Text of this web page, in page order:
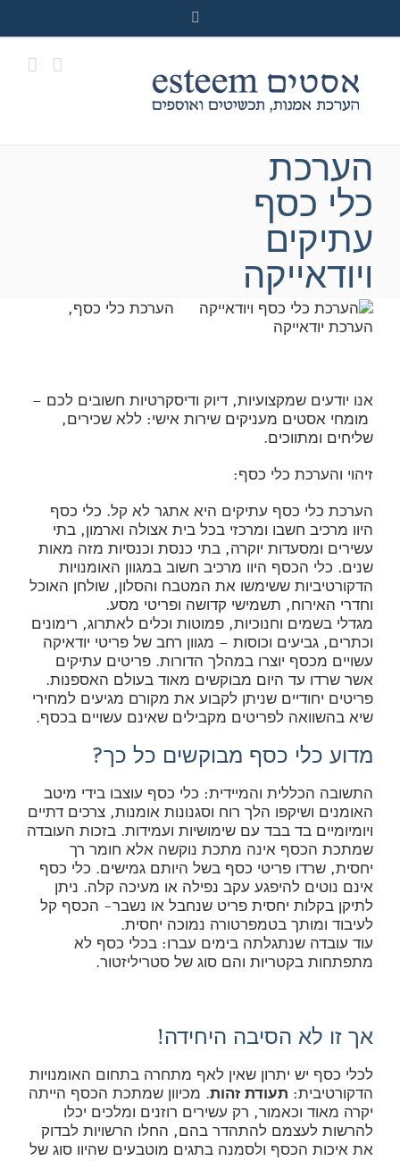
הערכת
כלי כסף
עתיקים
ויודאייקה
הערכת כלי כסף,
הערכת יודאייקה
אנו יודעים שמקצועיות, דיוק ודיסקרטיות חשובים לכם –
מומחי אסטים מעניקים שירות אישי: ללא שכירים,
שליחים ומתווכים.
זיהוי והערכת כלי כסף:
הערכת כלי כסף עתיקים היא אתגר לא קל. כלי כסף
היוו מרכיב חשבו ומרכזי בכל בית אצולה וארמון, בתי
עשירים ומסעדות יוקרה, בתי כנסת וכנסיות מזה מאות
שנים. כלי הכסף היוו מרכיב חשוב במגוון האומנויות
הדקורטיביות ששימשו את המטבח והסלון, שולחן האוכל
וחדרי האירוח, תשמישי קדושה ופריטי מסע.
מגדלי בשמים וחנוכיות, פמוטות וכלים לאתרוג, רימונים
וכתרים, גביעים וכוסות – מגוון רחב של פריטי יודאיקה
עשויים מכסף יוצרו במהלך הדורות. פריטים עתיקים
אשר שרדו עד היום מבוקשים מאוד בעולם האספנות.
פריטים יחודיים שניתן לקבוע את מקורם מגיעים למחירי
שיא בהשוואה לפריטים מקבילים שאינם עשויים בכסף.
מדוע כלי כסף מבוקשים כל כך?
התשובה הכללית והמיידית: כלי כסף עוצבו בידי מיטב
האומנים ושיקפו הלך רוח וסגנונות אומנות, צרכים דתיים
ויומיומיים בד בבד עם שימושיות ועמידות. בזכות העובדה
שמתכת הכסף אינה מתכת נוקשה אלא חומר רך
יחסית, שרדו פריטי כסף בשל היותם גמישים. כלי כסף
אינם נוטים להיפגע עקב נפילה או מעיכה קלה. ניתן
לתיקן בקלות יחסית פריט שנחבל או נשבר- הכסף קל
לעיבוד ומותך בטמפרטורה נמוכה יחסית.
עוד עובדה שנתגלתה בימים עברו: בכלי כסף לא
מתפתחות בקטריות והם סוג של סטריליזטור.
אך זו לא הסיבה היחידה!
לכלי כסף יש יתרון שאין לאף מתחרה בתחום האומנויות
הדקורטיבית: תעודת זהות. מכיוון שמתכת הכסף הייתה
יקרה מאוד וכאמור, רק עשירים רוזנים ומלכים יכלו
להרשות לעצמם להתהדר בהם, החלו הרשויות לבדוק
את איכות הכסף ולסמנה בתגים מוטבעים שהיוו סוג של